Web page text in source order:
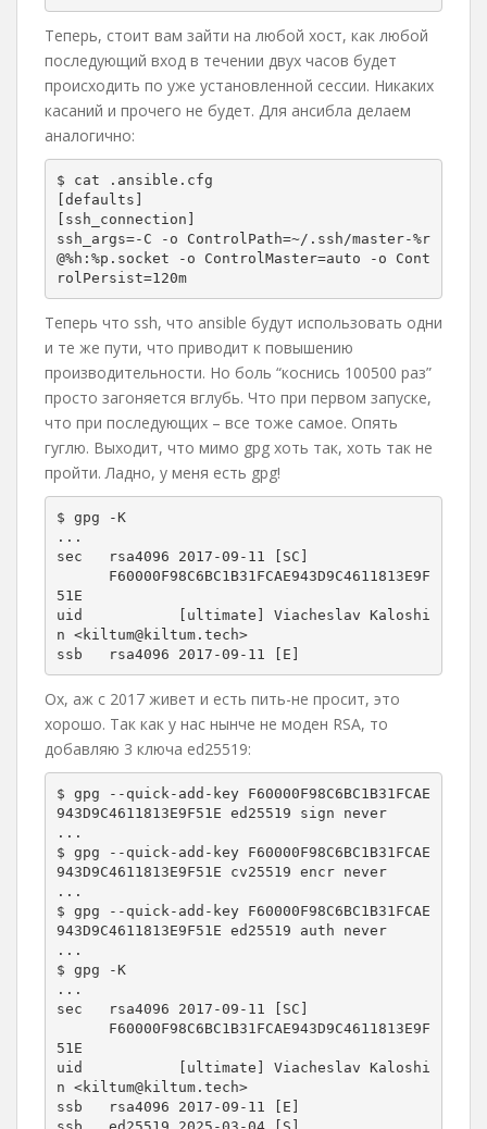
Теперь, стоит вам зайти на любой хост, как любой
последующий вход в течении двух часов будет
происходить по уже установленной сессии. Никаких
касаний и прочего не будет. Для ансибла делаем
аналогично:
$ cat .ansible.cfg
[defaults]
[ssh_connection]
ssh_args=-C -o ControlPath=~/.ssh/master-%r
@%h:%p.socket -o ControlMaster=auto -o Cont
rolPersist=120m
Теперь что ssh, что ansible будут использовать одни
и те же пути, что приводит к повышению
производительности. Но боль “коснись 100500 раз”
просто загоняется вглубь. Что при первом запуске,
что при последующих – все тоже самое. Опять
гуглю. Выходит, что мимо gpg хоть так, хоть так не
пройти. Ладно, у меня есть gpg!
$ gpg -K
...
sec   rsa4096 2017-09-11 [SC]
51E
uid           [ultimate] Viacheslav Kaloshi
n <kiltum@kiltum.tech>
ssb   rsa4096 2017-09-11 [E]
Ох, аж с 2017 живет и есть пить-не просит, это
хорошо. Так как у нас нынче не моден RSA, то
добавляю 3 ключа ed25519:
$ gpg --quick-add-key F60000F98C6BC1B31FCAE
943D9C4611813E9F51E ed25519 sign never
...
$ gpg --quick-add-key F60000F98C6BC1B31FCAE
943D9C4611813E9F51E cv25519 encr never
...
$ gpg --quick-add-key F60000F98C6BC1B31FCAE
943D9C4611813E9F51E ed25519 auth never
...
$ gpg -K
...
sec   rsa4096 2017-09-11 [SC]
51E
uid           [ultimate] Viacheslav Kaloshi
n <kiltum@kiltum.tech>
ssb   rsa4096 2017-09-11 [E]
ssb   ed25519 2025-03-04 [S]